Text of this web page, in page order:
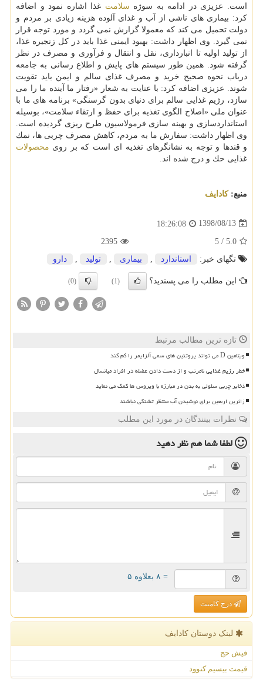
است. عزیزی در ادامه به سوژه سلامت غذا اشاره نمود و اضافه
كرد: بیماری های ناشی از آب و غذای آلوده هزینه زیادی بر مردم و
دولت تحمیل می كند كه معمولا گزارش نمی گردد و مورد توجه قرار
نمی گیرد. وی اظهار داشت: بهبود ایمنی غذا باید در كل زنجیره غذا،
از تولید اولیه تا انبارداری، نقل و انتقال و فرآوری و مصرف در نظر
گرفته شود. همین طور سیستم های پایش و اطلاع رسانی به جامعه
درباب نحوه صحیح خرید و مصرف غذای سالم و ایمن باید تقویت
شوند. عزیزی اضافه كرد: با عنایت به شعار «رفتار ما آینده ما را می
سازد، رژیم غذایی سالم برای دنیای بدون گرسنگی» برنامه های ما با
عنوان ملی «اصلاح الگوی تغذیه برای حفظ و ارتقاء سلامت»، بوسیله
استانداردسازی و بهینه سازی فرمولاسیون طرح ریزی گردیده است.
وی اظهار داشت: سفارش ما به مردم، كاهش مصرف چربی ها، نمك
و قندها و توجه به نشانگرهای تغذیه ای است كه بر روی محصولات
غذایی حك و درج شده اند.
منبع:كادایف
1398/08/13
18:26:08
5.0
/
5
2395
تگهای خبر:
استاندارد بیماری تولید دارو
این مطلب را می پسندید؟ (1)
(0)
تازه ترین مطالب مرتبط
ویتامین D می تواند پروتئین های سمی آلزایمر را کم کند
خطر رژیم غذایی نامرتب و از دست دادن عضله در افراد میانسال
ذخایر چربی سلولی به بدن در مبارزه با ویروس ها کمک می نماید
زائرین اربعین برای نوشیدن آب منتظر تشنگی نباشند
نظرات بینندگان در مورد این مطلب
لطفا شما همنظر دهید
= ۸ بعلاوه ۵
درج کامنت
لینک دوستان كادایف
فیش حج
قیمت بیسیم کنوود